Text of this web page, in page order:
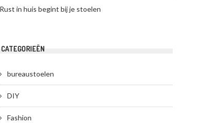
Rust in huis begint bij je stoelen
CATEGORIEËN
bureaustoelen
DIY
Fashion